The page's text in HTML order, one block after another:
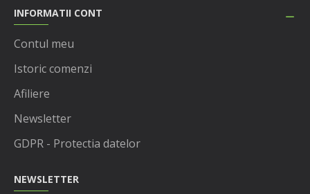
INFORMATII CONT
Contul meu
Istoric comenzi
Afiliere
Newsletter
GDPR - Protectia datelor
NEWSLETTER